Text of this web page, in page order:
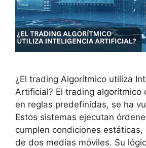
¿El trading Algorítmico utiliza
Artificial? El trading algorítmico
en reglas predefinidas, se ha
Estos sistemas ejecutan
cumplen condiciones estáticas,
de dos medias móviles. Su